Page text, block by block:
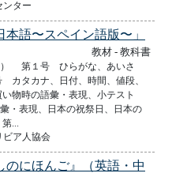
ター
語〜スペイン語版〜」
教材 - 教科書
第１号 ひらがな、あいさ
タカナ、日付、時間、値段、
物時の語彙・表現、小テスト
・表現、日本の祝祭日、日本の
...
ビア人協会
のにほんご』（英語・中